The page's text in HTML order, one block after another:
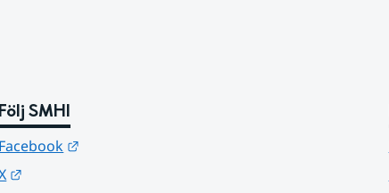
Följ SMHI
Facebook